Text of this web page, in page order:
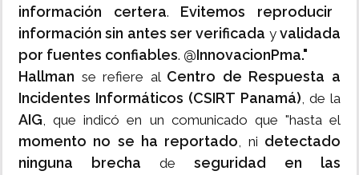
información certera. Evitemos
reproducir
información sin antes ser verificada yvalidada
por fuentes confiables. @InnovacionPma."
Hallman se refiere al Centro de Respuesta a
Incidentes Informáticos (CSIRT Panamá), de la
AIG, que indicó en un comunicado que "hasta el
momento no se ha reportado, ni detectado
ninguna brecha de seguridad en las